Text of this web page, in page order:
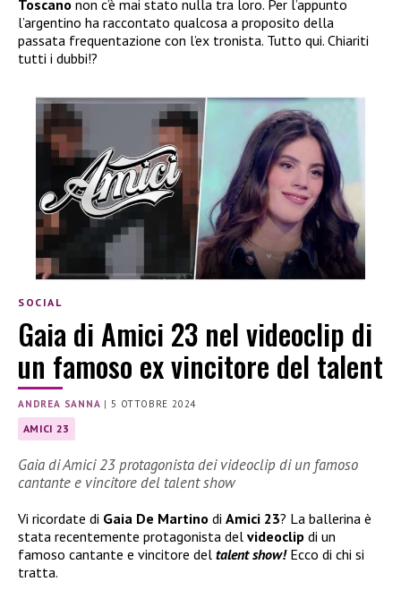
Toscano non c’è mai stato nulla tra loro. Per l’appunto
l’argentino ha raccontato qualcosa a proposito della
passata frequentazione con l’ex tronista. Tutto qui. Chiariti
tutti i dubbi!?
SOCIAL
Gaia di Amici 23 nel videoclip di
un famoso ex vincitore del talent
ANDREA SANNA | 5 OTTOBRE 2024
AMICI 23
Gaia di Amici 23 protagonista dei videoclip di un famoso
cantante e vincitore del talent show
Vi ricordate di Gaia De Martino di Amici 23? La ballerina è
stata recentemente protagonista del videoclip di un
famoso cantante e vincitore del talent show!Ecco di chi si
tratta.